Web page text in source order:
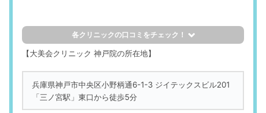
各クリニックの口コミをチェック！
評判の良い口コミ
大美会クリニック
「女性医師だったので、安心できた」
（52歳／正社員（一般事務）／秘書・アシスタント職）
【大美会クリニック 神戸院の所在地】
兵庫県神戸市中央区小野柄通6-1-3 ジイテックスビル201
「三ノ宮駅」東口から徒歩5分